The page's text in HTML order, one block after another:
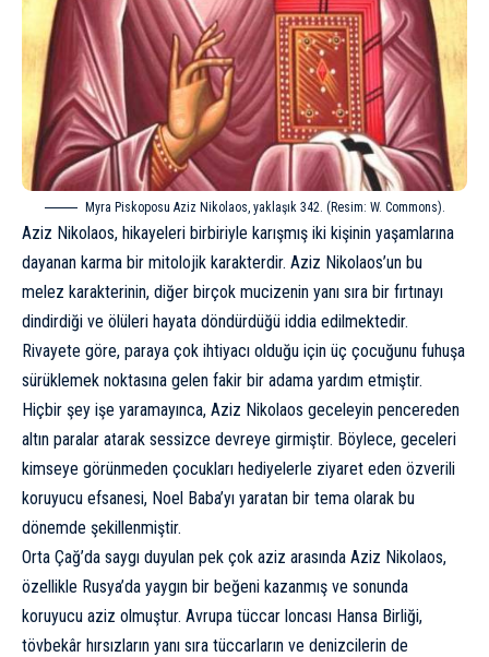
Myra Piskoposu Aziz Nikolaos, yaklaşık 342. (Resim: W. Commons).
Aziz Nikolaos, hikayeleri birbiriyle karışmış iki kişinin yaşamlarına
dayanan karma bir mitolojik karakterdir. Aziz Nikolaos’un bu
melez karakterinin, diğer birçok mucizenin yanı sıra bir fırtınayı
dindirdiği ve ölüleri hayata döndürdüğü iddia edilmektedir.
Rivayete göre, paraya çok ihtiyacı olduğu için üç çocuğunu fuhuşa
sürüklemek noktasına gelen fakir bir adama yardım etmiştir.
Hiçbir şey işe yaramayınca, Aziz Nikolaos geceleyin pencereden
altın paralar atarak sessizce devreye girmiştir. Böylece, geceleri
kimseye görünmeden çocukları hediyelerle ziyaret eden özverili
koruyucu efsanesi, Noel Baba’yı yaratan bir tema olarak bu
dönemde şekillenmiştir.
Orta Çağ’da saygı duyulan pek çok aziz arasında Aziz Nikolaos,
özellikle Rusya’da yaygın bir beğeni kazanmış ve sonunda
koruyucu aziz olmuştur. Avrupa tüccar loncası Hansa Birliği,
tövbekâr hırsızların yanı sıra tüccarların ve denizcilerin de